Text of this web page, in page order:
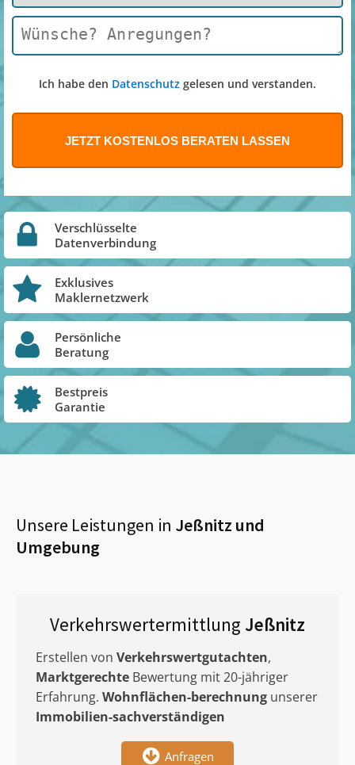
Ich habe den Datenschutz gelesen und verstanden.
Verschlüsselte
Datenverbindung
Exklusives
Maklernetzwerk
Persönliche
Beratung
Bestpreis
Garantie
Unsere Leistungen in Jeßnitz und
Umgebung
Verkehrswertermittlung Jeßnitz
Erstellen von Verkehrswertgutachten,
Marktgerechte Bewertung mit 20-jähriger
Erfahrung. Wohnflächen-berechnung unserer
Immobilien-sachverständigen
Anfragen